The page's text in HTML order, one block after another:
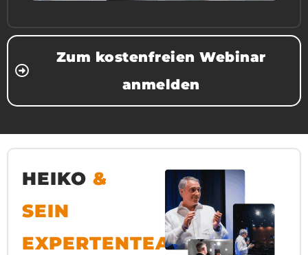
Zum kostenfreien Webinar
anmelden
HEIKO &
SEIN
EXPERTENTEAM